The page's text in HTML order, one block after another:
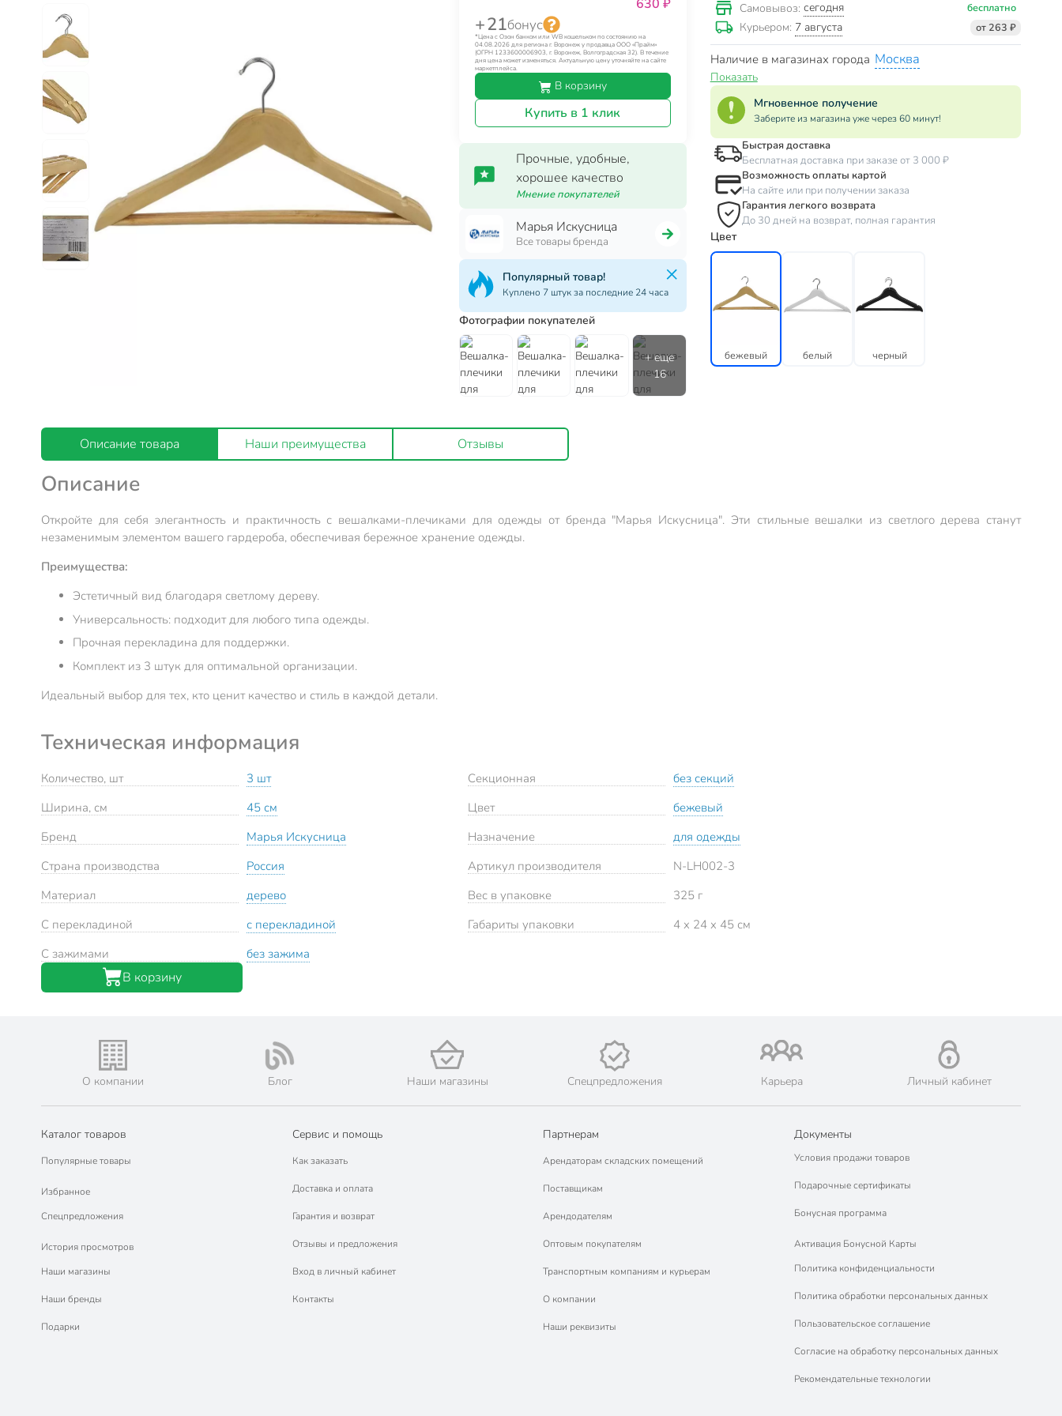
630 ₽
+ 21бонус
*Цена с Озон банком или WB кошельком по состоянию на
04.08.2026 для региона г. Воронеж у продавца ООО «Прайм»
(ОГРН 1233600006903, г. Воронеж, Волгоградская 32). В течение
дня цена может изменяться. Актуальную цену уточняйте на сайте
маркетплейса.
В корзину
Купить в 1 клик
Прочные, удобные,
хорошее качество
Мнение покупателей
Марья Искусница
Все товары бренда
Популярный товар!
Куплено 7 штук за последние 24 часа
Фотографии покупателей
Самовывоз: сегодня бесплатно
Курьером: 7 августа от 263 ₽
Наличие в магазинах города Москва
Показать
Мгновенное получение
Заберите из магазина уже через 60 минут!
Быстрая доставка
Бесплатная доставка при заказе от 3 000 ₽
Возможность оплаты картой
На сайте или при получении заказа
Гарантия легкого возврата
До 30 дней на возврат, полная гарантия
Цвет
бежевый белый черный
Описание товара Наши преимущества Отзывы
Описание
Откройте для себя элегантность и практичность с вешалками-плечиками для одежды от бренда "Марья Искусница". Эти стильные вешалки из светлого дерева станут
незаменимым элементом вашего гардероба, обеспечивая бережное хранение одежды.
Преимущества:
Эстетичный вид благодаря светлому дереву.
Универсальность: подходит для любого типа одежды.
Прочная перекладина для поддержки.
Комплект из 3 штук для оптимальной организации.
Идеальный выбор для тех, кто ценит качество и стиль в каждой детали.
Техническая информация
Количество, шт
3 шт
Ширина, см
45 см
Бренд
Марья Искусница
Страна производства
Россия
Материал
дерево
С перекладиной
с перекладиной
С зажимами
без зажима
Секционная
без секций
Цвет
бежевый
Назначение
для одежды
Артикул производителя
N-LH002-3
Вес в упаковке
325 г
Габариты упаковки
4 x 24 x 45 см
В корзину
О компании Блог Наши магазины Спецпредложения Карьера Личный кабинет
Каталог товаров
Популярные товары
Избранное
Спецпредложения
История просмотров
Наши магазины
Наши бренды
Подарки
Сервис и помощь
Как заказать
Доставка и оплата
Гарантия и возврат
Отзывы и предложения
Вход в личный кабинет
Контакты
Партнерам
Арендаторам складских помещений
Поставщикам
Арендодателям
Оптовым покупателям
Транспортным компаниям и курьерам
О компании
Наши реквизиты
Документы
Условия продажи товаров
Подарочные сертификаты
Бонусная программа
Активация Бонусной Карты
Политика конфиденциальности
Политика обработки персональных данных
Пользовательское соглашение
Согласие на обработку персональных данных
Рекомендательные технологии